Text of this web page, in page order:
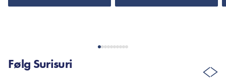
Følg Surisuri